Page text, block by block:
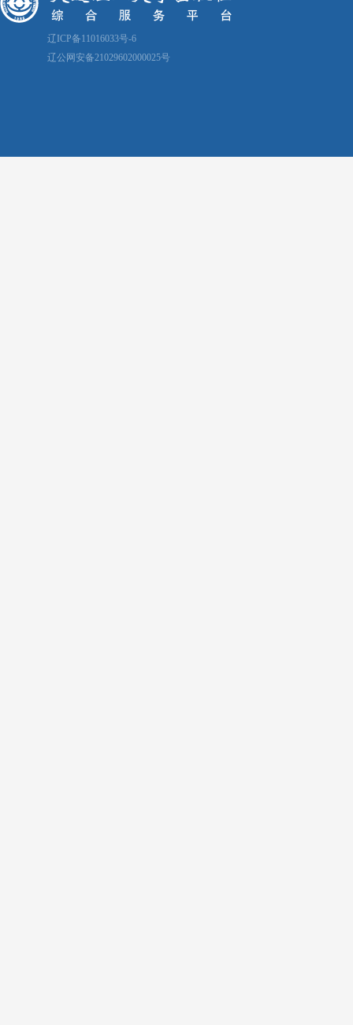
辽ICP备11016033号-6
辽公网安备21029602000025号